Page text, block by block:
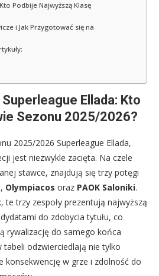
Podbije Najwyższą Klasę
i Jak Przygotować się na
Ellada: Kto
Sezonu 2025/2026?
2025/2026 Superleague Ellada,
jest niezwykle zacięta. Na czele
stawce, znajdują się trzy potęgi
, Olympiacos oraz PAOK Saloniki.
te trzy zespoły prezentują najwyższą
do zdobycia tytułu, co
rywalizację do samego końca
tabeli odzwierciedlają nie tylko
konsekwencję w grze i zdolność do